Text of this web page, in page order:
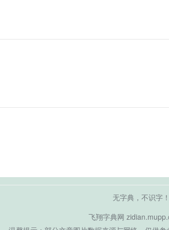
无字典，不识字
飞翔字典网